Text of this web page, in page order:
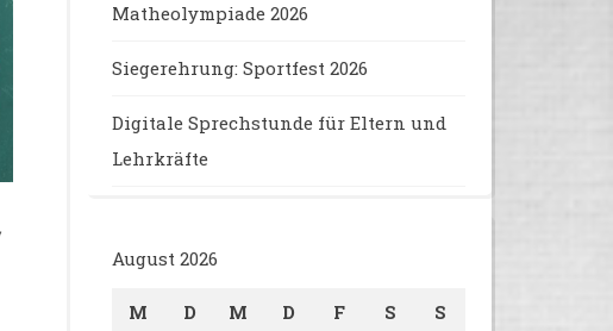
Matheolympiade 2026
Siegerehrung: Sportfest 2026
Digitale Sprechstunde für Eltern und
Lehrkräfte
August 2026
M D M D F S S